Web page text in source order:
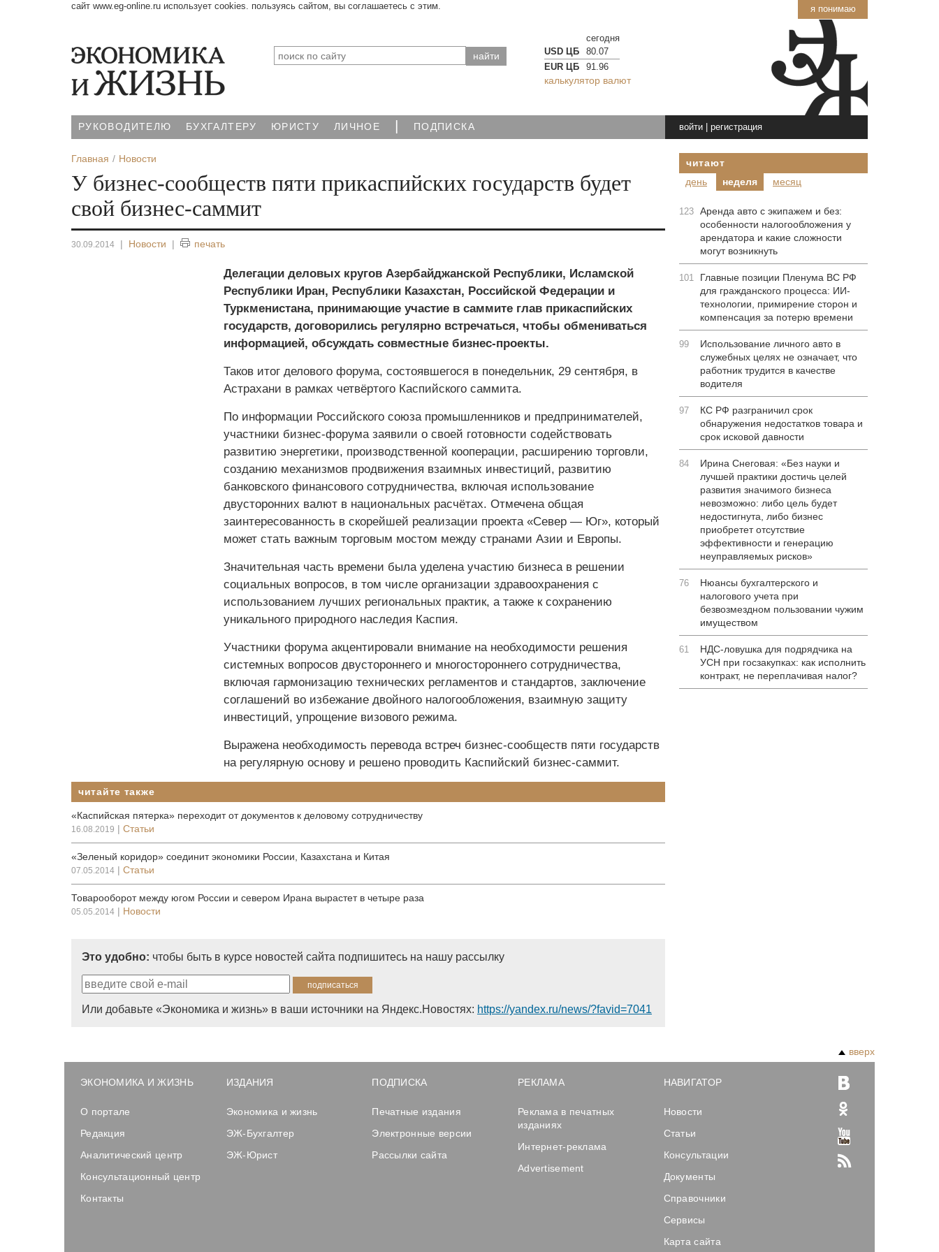
я понимаю
сайт www.eg-online.ru использует cookies. пользуясь сайтом, вы соглашаетесь с этим.
сегодня
USD ЦБ
80.07
EUR ЦБ
91.96
калькулятор валют
РУКОВОДИТЕЛЮ БУХГАЛТЕРУ ЮРИСТУ ЛИЧНОЕ | ПОДПИСКА войти| регистрация
Главная Новости
У бизнес-сообществ пяти прикаспийских государств будет
свой бизнес-саммит
30.09.2014 | Новости | печать
Делегации деловых кругов Азербайджанской Республики, Исламской
Республики Иран, Республики Казахстан, Российской Федерации и
Туркменистана, принимающие участие в саммите глав прикаспийских
государств, договорились регулярно встречаться, чтобы обмениваться
информацией, обсуждать совместные бизнес-проекты.
Таков итог делового форума, состоявшегося в понедельник, 29 сентября, в
Астрахани в рамках четвёртого Каспийского саммита.
По информации Российского союза промышленников и предпринимателей,
участники бизнес-форума заявили о своей готовности содействовать
развитию энергетики, производственной кооперации, расширению торговли,
созданию механизмов продвижения взаимных инвестиций, развитию
банковского финансового сотрудничества, включая использование
двусторонних валют в национальных расчётах. Отмечена общая
заинтересованность в скорейшей реализации проекта «Север — Юг», который
может стать важным торговым мостом между странами Азии и Европы.
Значительная часть времени была уделена участию бизнеса в решении
социальных вопросов, в том числе организации здравоохранения с
использованием лучших региональных практик, а также к сохранению
уникального природного наследия Каспия.
Участники форума акцентировали внимание на необходимости решения
системных вопросов двустороннего и многостороннего сотрудничества,
включая гармонизацию технических регламентов и стандартов, заключение
соглашений во избежание двойного налогообложения, взаимную защиту
инвестиций, упрощение визового режима.
Выражена необходимость перевода встреч бизнес-сообществ пяти государств
на регулярную основу и решено проводить Каспийский бизнес-саммит.
читайте также
«Каспийская пятерка» переходит от документов к деловому сотрудничеству
16.08.2019 | Статьи
«Зеленый коридор» соединит экономики России, Казахстана и Китая
07.05.2014 | Статьи
Товарооборот между югом России и севером Ирана вырастет в четыре раза
05.05.2014 | Новости
Это удобно: чтобы быть в курсе новостей сайта подпишитесь на нашу рассылку
Или добавьте «Экономика и жизнь» в ваши источники на Яндекс.Новостях: https://yandex.ru/news/?favid=7041
читают
день
неделя месяц
123 Аренда авто с экипажем и без:
особенности налогообложения у
арендатора и какие сложности
могут возникнуть
101
Главные позиции Пленума ВС РФ
для гражданского процесса: ИИ-
технологии, примирение сторон и
компенсация за потерю времени
99
Использование личного авто в
служебных целях не означает, что
работник трудится в качестве
водителя
97
КС РФ разграничил срок
обнаружения недостатков товара и
срок исковой давности
84
Ирина Снеговая: «Без науки и
лучшей практики достичь целей
развития значимого бизнеса
невозможно: либо цель будет
недостигнута, либо бизнес
приобретет отсутствие
эффективности и генерацию
неуправляемых рисков»
76
Нюансы бухгалтерского и
налогового учета при
безвозмездном пользовании чужим
имуществом
61
НДС-ловушка для подрядчика на
УСН при госзакупках: как исполнить
контракт, не переплачивая налог?
вверх
ЭКОНОМИКА И ЖИЗНЬ
О портале
Редакция
Аналитический центр
Консультационный центр
Контакты
ИЗДАНИЯ
Экономика и жизнь
ЭЖ-Бухгалтер
ЭЖ-Юрист
ПОДПИСКА
Печатные издания
Электронные версии
Рассылки сайта
РЕКЛАМА
Реклама в печатных
изданиях
Интернет-реклама
Advertisement
НАВИГАТОР
Новости
Статьи
Консультации
Документы
Справочники
Сервисы
Карта сайта